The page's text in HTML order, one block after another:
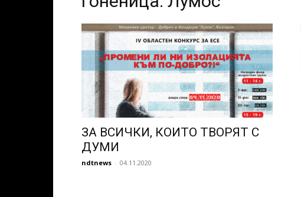
ЗА ВСИЧКИ, КОИТО ТВОРЯТ С
ДУМИ
ndtnews - 04.11.2020